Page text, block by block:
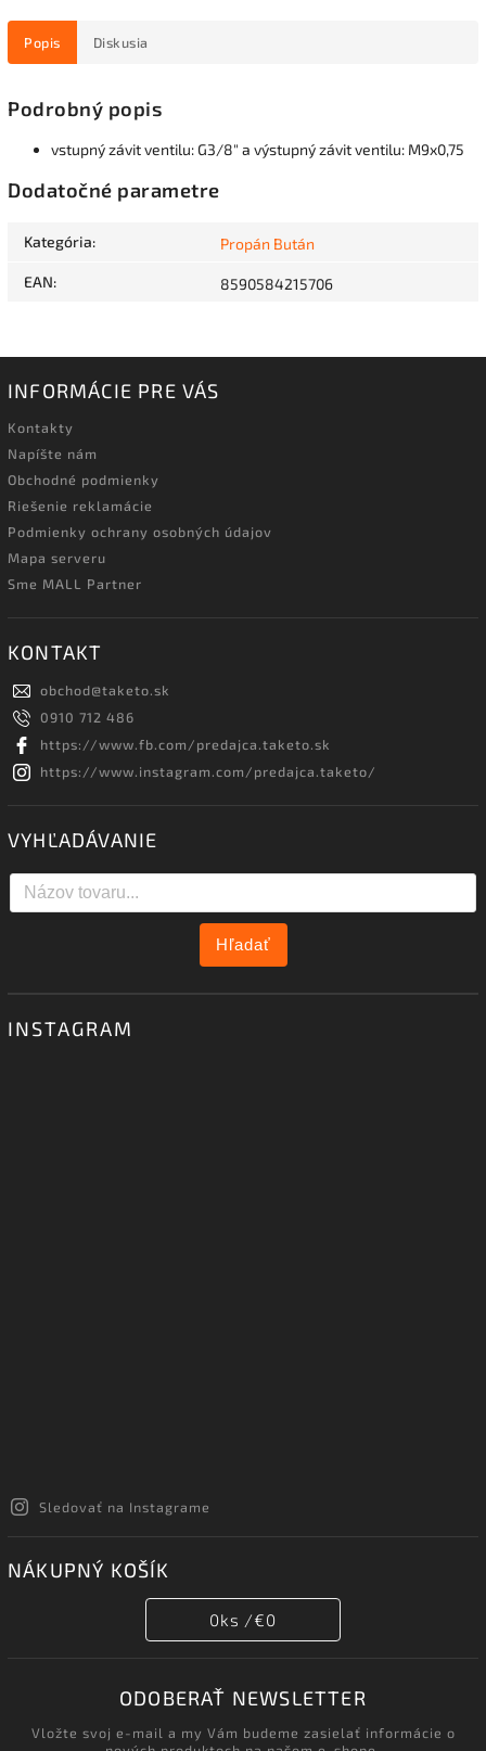
Popis Diskusia
Podrobný popis
vstupný závit ventilu: G3/8" a výstupný závit ventilu: M9x0,75
Dodatočné parametre
Kategória: Propán Bután
EAN: 8590584215706
INFORMÁCIE PRE VÁS
Kontakty
Napíšte nám
Obchodné podmienky
Riešenie reklamácie
Podmienky ochrany osobných údajov
Mapa serveru
Sme MALL Partner
KONTAKT
obchod@taketo.sk
0910 712 486
https://www.fb.com/predajca.taketo.sk
https://www.instagram.com/predajca.taketo/
VYHĽADÁVANIE
Hľadať
INSTAGRAM
Sledovať na Instagrame
NÁKUPNÝ KOŠÍK
0ks /€0
ODOBERAŤ NEWSLETTER
Vložte svoj e-mail a my Vám budeme zasielať informácie o